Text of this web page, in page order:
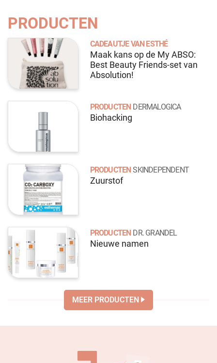
PRODUCTEN
CADEAUTJE VAN ESTHÉ
Maak kans op de My ABSO:
Best Beauty Friends-set van
Absolution!
PRODUCTEN DERMALOGICA
Biohacking
PRODUCTEN SKINDEPENDENT
Zuurstof
PRODUCTEN DR. GRANDEL
Nieuwe namen
MEER PRODUCTEN